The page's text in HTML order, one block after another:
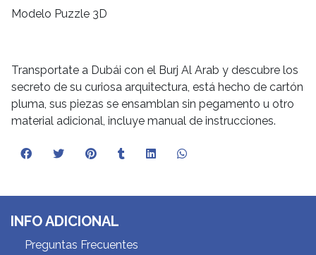
Modelo Puzzle 3D
Transportate a Dubái con el Burj Al Arab y descubre los
secreto de su curiosa arquitectura, está hecho de cartón
pluma, sus piezas se ensamblan sin pegamento u otro
material adicional, incluye manual de instrucciones.
INFO ADICIONAL
Preguntas Frecuentes